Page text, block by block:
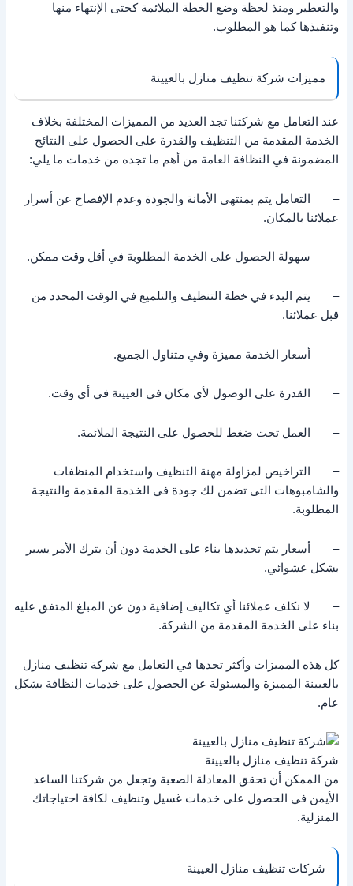
والتعطير ومنذ لحظة وضع الخطة الملائمة كحتى الإنتهاء منها
وتنفيذها كما هو المطلوب.
مميزات شركة تنظيف منازل بالعيينة
عند التعامل مع شركتنا تجد العديد من المميزات المختلفة بخلاف
الخدمة المقدمة من التنظيف والقدرة على الحصول على النتائج
المضمونة في النظافة العامة من أهم ما تجده من خدمات ما يلي:
– التعامل يتم بمنتهى الأمانة والجودة وعدم الإفصاح عن أسرار
عملائنا بالمكان.
– سهولة الحصول على الخدمة المطلوبة في أقل وقت ممكن.
– يتم البدء في خطة التنظيف والتلميع في الوقت المحدد من
قبل عملائنا.
– أسعار الخدمة مميزة وفي متناول الجميع.
– القدرة على الوصول لأى مكان في العيينة في أي وقت.
– العمل تحت ضغط للحصول على النتيجة الملائمة.
– التراخيص لمزاولة مهنة التنظيف واستخدام المنظفات
والشامبوهات التى تضمن لك جودة في الخدمة المقدمة والنتيجة
المطلوبة.
– أسعار يتم تحديدها بناء على الخدمة دون أن يترك الأمر يسير
بشكل عشوائي.
– لا نكلف عملائنا أي تكاليف إضافية دون عن المبلغ المتفق عليه
بناء على الخدمة المقدمة من الشركة.
كل هذه المميزات وأكثر تجدها في التعامل مع شركة تنظيف منازل
بالعيينة المميزة والمسئولة عن الحصول على خدمات النظافة بشكل
عام.
شركة تنظيف منازل بالعيينة
من الممكن أن تحقق المعادلة الصعبة وتجعل من شركتنا الساعد
الأيمن في الحصول على خدمات غسيل وتنظيف لكافة احتياجاتك
المنزلية.
شركات تنظيف منازل العيينة